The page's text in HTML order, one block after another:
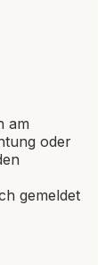
am
oder
gemeldet